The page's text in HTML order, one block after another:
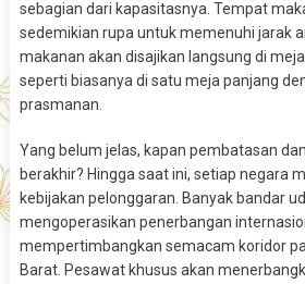
sebagian dari kapasitasnya. Tempat
sedemikian rupa untuk memenuhi jarak
makanan akan disajikan langsung di
seperti biasanya di satu meja panjang
prasmanan.
Yang belum jelas, kapan pembatasan
berakhir? Hingga saat ini, setiap negara
kebijakan pelonggaran. Banyak bandar
mengoperasikan penerbangan
mempertimbangkan semacam koridor
Barat. Pesawat khusus akan